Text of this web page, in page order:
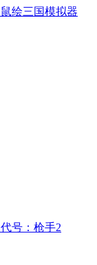
鼠绘三国模拟器
代号：枪手2